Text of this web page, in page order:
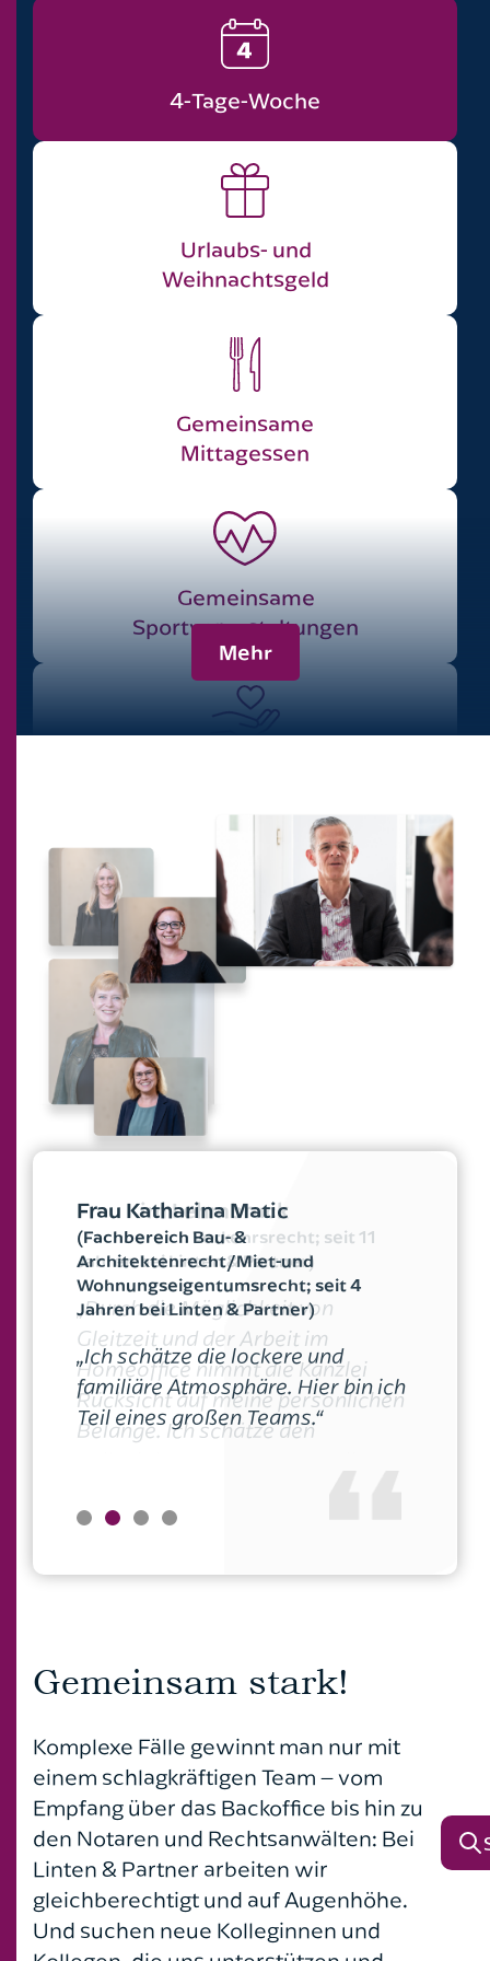
Mehr
4-Tage-Woche
Urlaubs- und
Weihnachts­geld
Gemeinsame
Mittagessen
Gemeinsame
Sport­veranstaltungen
30 Tage
Urlaub
Betriebs­ausflüge
Flexible
Arbeitszeiten
Homeoffice
Weihnachts­feier
Und das Beste:
Gehalt gibt's auch noch
Frau Katharina Matic
(Fachbereich Bau- &
Architektenrecht/Miet-und
Wohnungseigentumsrecht; seit 4
Jahren bei Linten & Partner)
„Ich schätze die lockere und
familiäre Atmosphäre. Hier bin ich
Teil eines großen Teams.“
Gemeinsam stark!
Komplexe Fälle gewinnt man nur mit
einem schlagkräftigen Team – vom
Empfang über das Backoffice bis hin zu
den Notaren und Rechtsanwälten: Bei
Linten & Partner arbeiten wir
gleichberechtigt und auf Augenhöhe.
Und suchen neue Kolleginnen und
Mehr Zeit für Dich, mehr Zeit für
Wir bieten unseren Mitarbeitenden die
Möglichkeit, ihre Arbeitszeiten
individuell zu gestalten. Die 4-Tage-
Woche bei vollem Lohnausgleich als
Modell der Zukunft gibt es bei uns für
ReNo-Kräfte und Backoffice bereits seit
März 2024. Wir schaffen eine
Atmosphäre und Stimmung, in der